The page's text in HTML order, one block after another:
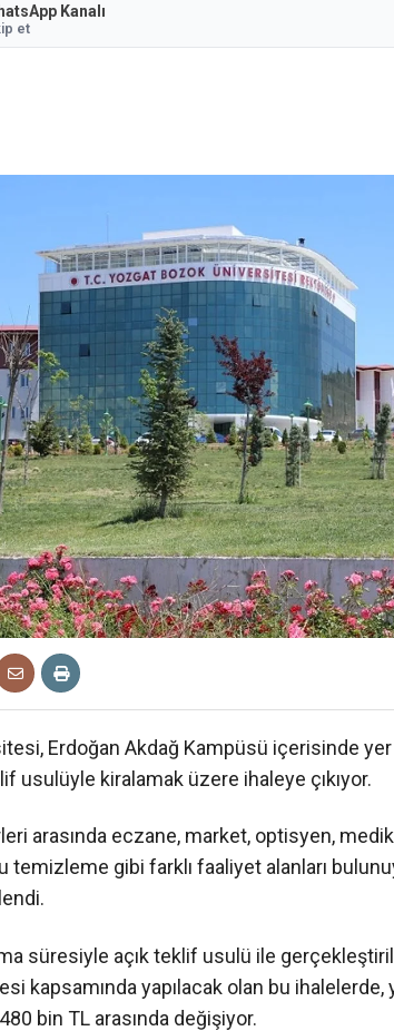
Kanalı
et
Erdoğan Akdağ Kampüsü içerisinde
usulüyle kiralamak üzere ihaleye çıkıyor.
arasında eczane, market, optisyen,
temizleme gibi farklı faaliyet alanları
süresiyle açık teklif usulü ile
kapsamında yapılacak olan bu ihalelerde,
bin TL arasında değişiyor.